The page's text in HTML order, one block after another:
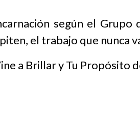
según el
el trabajo que nunca